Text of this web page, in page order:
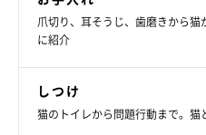
爪切り、耳そうじ、歯磨きから
に紹介
しつけ
猫のトイレから問題行動まで。